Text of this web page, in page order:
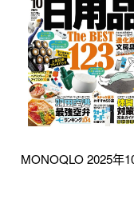
MONOQLO 2025年